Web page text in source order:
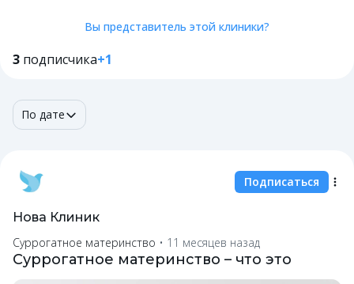
Вы представитель этой клиники?
3 подписчика+1
По дате
Нова Клиник
Подписаться
Суррогатное материнство • 11 месяцев назад
Суррогатное материнство – что это